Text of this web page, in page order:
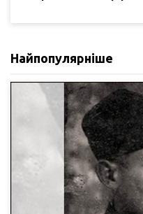
Найпопулярніше